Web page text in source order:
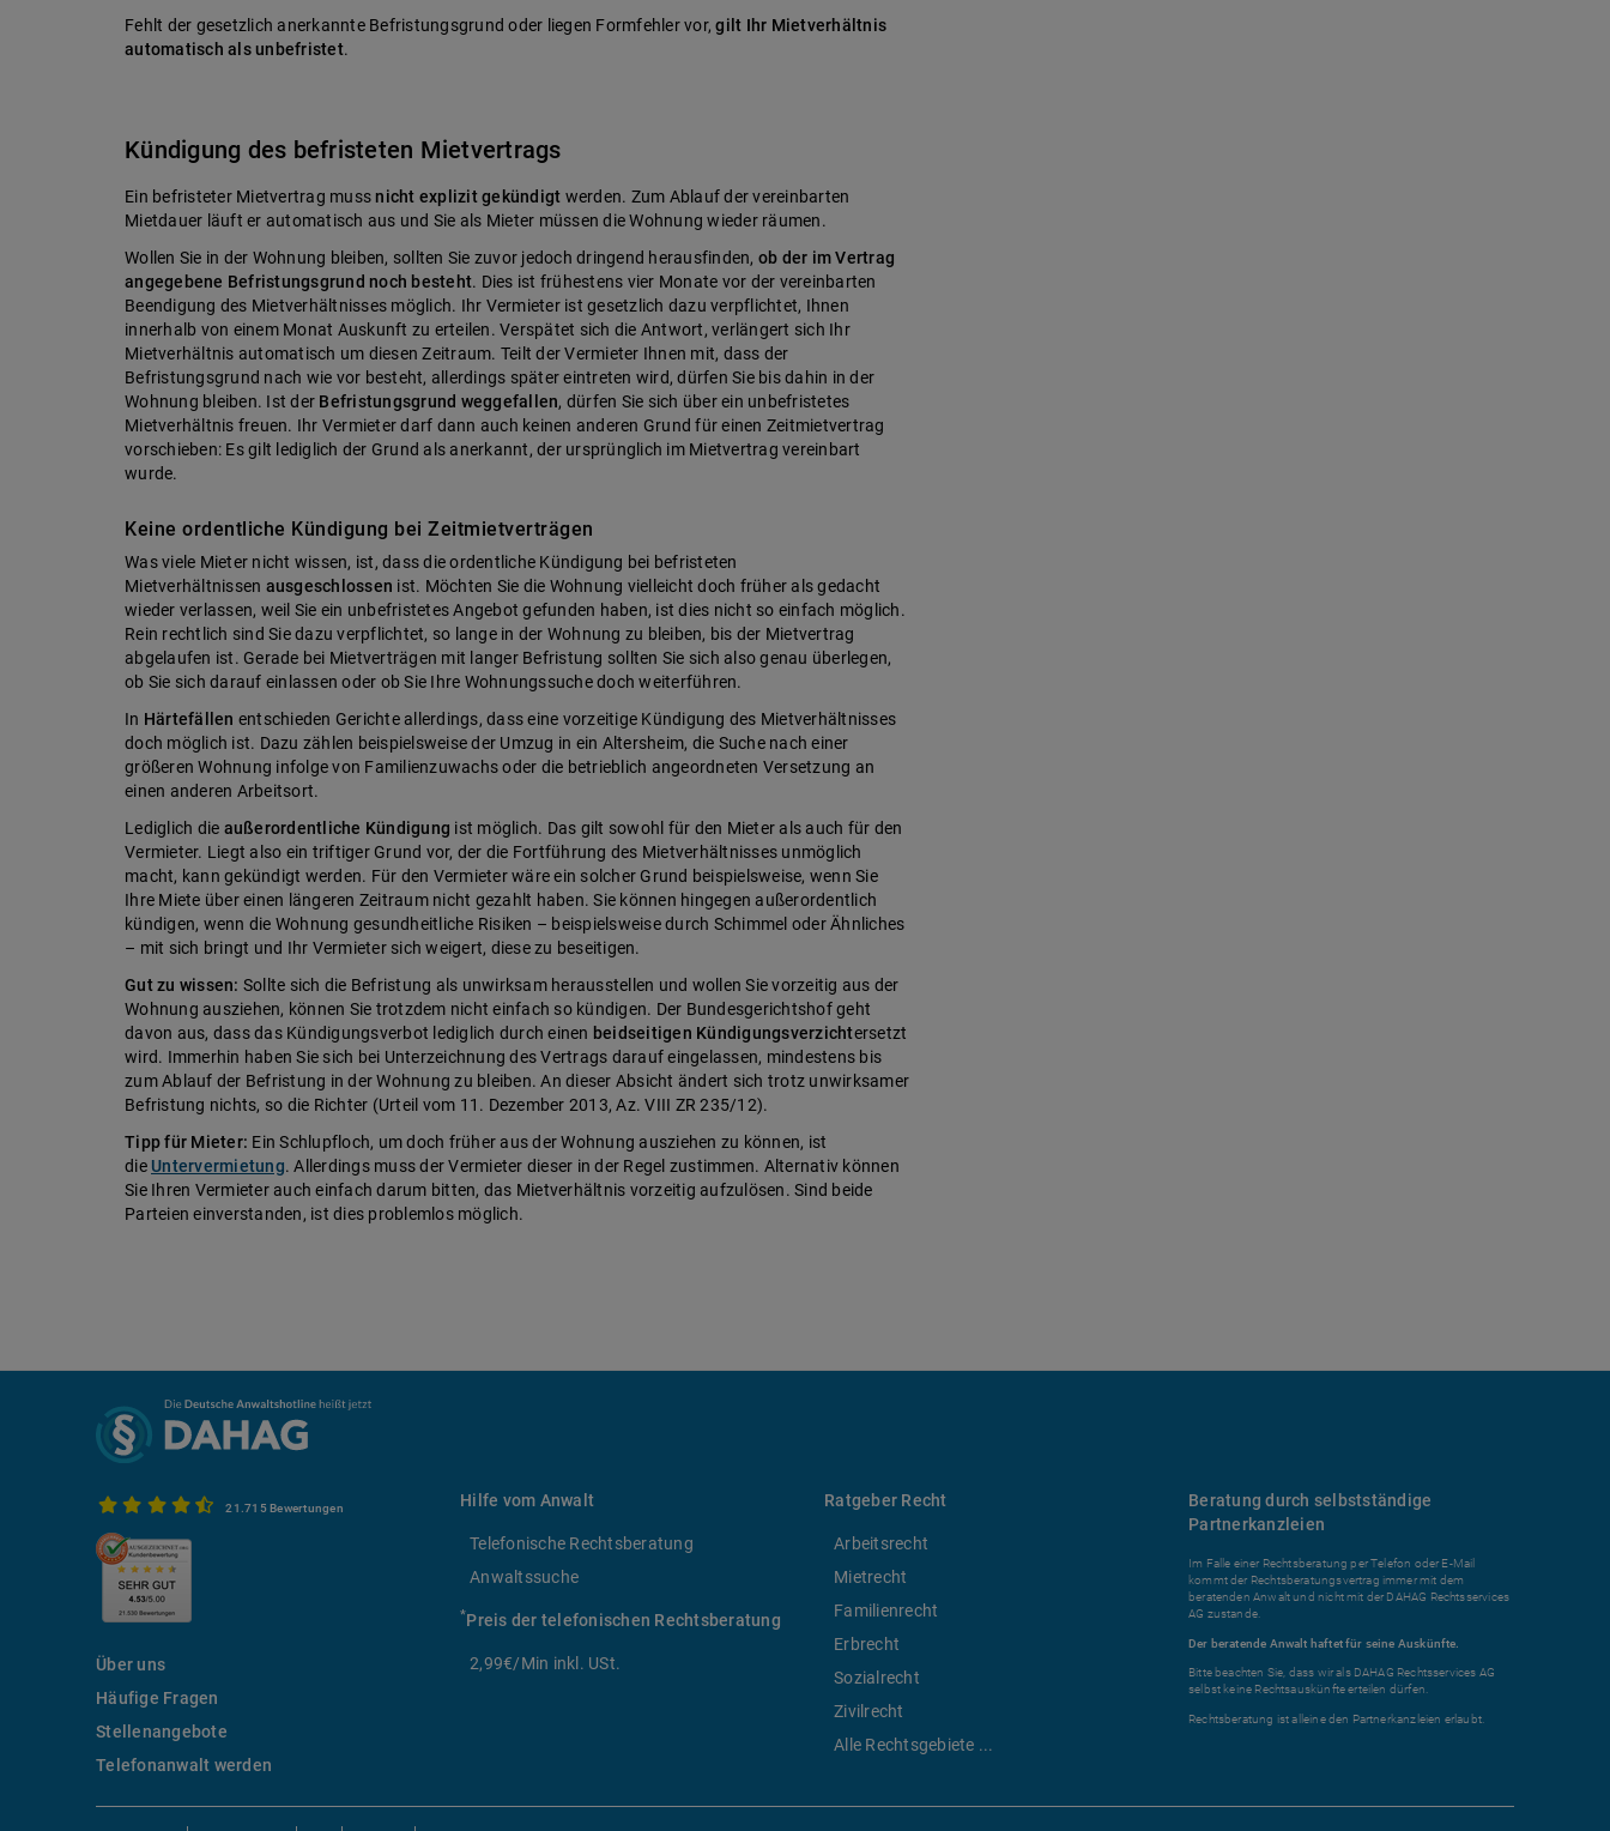
Fehlt der gesetzlich anerkannte Befristungsgrund oder liegen Formfehler vor,gilt Ihr Mietverhältnis
automatisch als unbefristet.
Kündigung des befristeten Mietvertrags
Ein befristeter Mietvertrag muss nicht explizit gekündigt werden. Zum Ablauf der vereinbarten
Mietdauer läuft er automatisch aus und Sie als Mieter müssen die Wohnung wieder räumen.
Wollen Sie in der Wohnung bleiben, sollten Sie zuvor jedoch dringend herausfinden, ob der im Vertrag
angegebene Befristungsgrund noch besteht. Dies ist frühestens vier Monate vor der vereinbarten
Beendigung des Mietverhältnisses möglich. Ihr Vermieter ist gesetzlich dazu verpflichtet, Ihnen
innerhalb von einem Monat Auskunft zu erteilen. Verspätet sich die Antwort, verlängert sich Ihr
Mietverhältnis automatisch um diesen Zeitraum. Teilt der Vermieter Ihnen mit, dass der
Befristungsgrund nach wie vor besteht, allerdings später eintreten wird, dürfen Sie bis dahin in der
Wohnung bleiben. Ist der Befristungsgrund weggefallen, dürfen Sie sich über ein unbefristetes
Mietverhältnis freuen. Ihr Vermieter darf dann auch keinen anderen Grund für einen Zeitmietvertrag
vorschieben: Es gilt lediglich der Grund als anerkannt, der ursprünglich im Mietvertrag vereinbart
wurde.
Keine ordentliche Kündigung bei Zeitmietverträgen
Was viele Mieter nicht wissen, ist, dass die ordentliche Kündigung bei befristeten
Mietverhältnissen ausgeschlossen ist. Möchten Sie die Wohnung vielleicht doch früher als gedacht
wieder verlassen, weil Sie ein unbefristetes Angebot gefunden haben, ist dies nicht so einfach möglich.
Rein rechtlich sind Sie dazu verpflichtet, so lange in der Wohnung zu bleiben, bis der Mietvertrag
abgelaufen ist. Gerade bei Mietverträgen mit langer Befristung sollten Sie sich also genau überlegen,
ob Sie sich darauf einlassen oder ob Sie Ihre Wohnungssuche doch weiterführen.
In Härtefällen entschieden Gerichte allerdings, dass eine vorzeitige Kündigung des Mietverhältnisses
doch möglich ist. Dazu zählen beispielsweise der Umzug in ein Altersheim, die Suche nach einer
größeren Wohnung infolge von Familienzuwachs oder die betrieblich angeordneten Versetzung an
einen anderen Arbeitsort.
Lediglich die außerordentliche Kündigung ist möglich. Das gilt sowohl für den Mieter als auch für den
Vermieter. Liegt also ein triftiger Grund vor, der die Fortführung des Mietverhältnisses unmöglich
macht, kann gekündigt werden. Für den Vermieter wäre ein solcher Grund beispielsweise, wenn Sie
Ihre Miete über einen längeren Zeitraum nicht gezahlt haben. Sie können hingegen außerordentlich
kündigen, wenn die Wohnung gesundheitliche Risiken – beispielsweise durch Schimmel oder Ähnliches
– mit sich bringt und Ihr Vermieter sich weigert, diese zu beseitigen.
Gut zu wissen: Sollte sich die Befristung als unwirksam herausstellen und wollen Sie vorzeitig aus der
Wohnung ausziehen, können Sie trotzdem nicht einfach so kündigen. Der Bundesgerichtshof geht
davon aus, dass das Kündigungsverbot lediglich durch einen beidseitigen Kündigungsverzichtersetzt
wird. Immerhin haben Sie sich bei Unterzeichnung des Vertrags darauf eingelassen, mindestens bis
zum Ablauf der Befristung in der Wohnung zu bleiben. An dieser Absicht ändert sich trotz unwirksamer
Befristung nichts, so die Richter (Urteil vom 11. Dezember 2013, Az. VIII ZR 235/12).
Tipp für Mieter: Ein Schlupfloch, um doch früher aus der Wohnung ausziehen zu können, ist
die Untervermietung. Allerdings muss der Vermieter dieser in der Regel zustimmen. Alternativ können
Sie Ihren Vermieter auch einfach darum bitten, das Mietverhältnis vorzeitig aufzulösen. Sind beide
Parteien einverstanden, ist dies problemlos möglich.
21.715 Bewertungen
Über uns
Häufige Fragen
Stellenangebote
Telefonanwalt werden
Hilfe vom Anwalt
Telefonische Rechtsberatung
Anwaltssuche
*Preis der telefonischen Rechtsberatung
2,99€/Min inkl. USt.
Ratgeber Recht
Arbeitsrecht
Mietrecht
Familienrecht
Erbrecht
Sozialrecht
Zivilrecht
Alle Rechtsgebiete ...
Beratung durch selbstständige
Partnerkanzleien
Im Falle einer Rechtsberatung per Telefon oder E-Mail
kommt der Rechtsberatungsvertrag immer mit dem
beratenden Anwalt und nicht mit der DAHAG Rechtsservices
AG zustande.
Der beratende Anwalt haftet für seine Auskünfte.
Bitte beachten Sie, dass wir als DAHAG Rechtsservices AG
selbst keine Rechtsauskünfte erteilen dürfen.
Rechtsberatung ist alleine den Partnerkanzleien erlaubt.